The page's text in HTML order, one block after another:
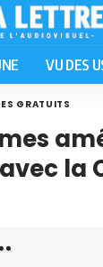
VU DES
GRATUITS
la